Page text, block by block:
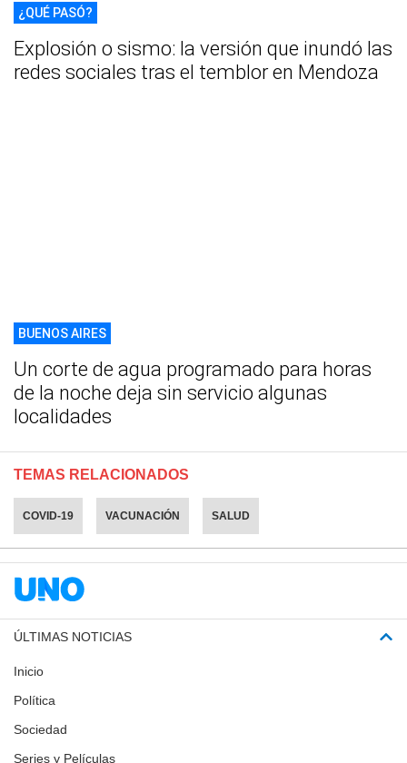
¿QUÉ PASÓ?
Explosión o sismo: la versión que inundó las
redes sociales tras el temblor en Mendoza
BUENOS AIRES
Un corte de agua programado para horas
de la noche deja sin servicio algunas
localidades
TEMAS RELACIONADOS
COVID-19 VACUNACIÓN SALUD
ÚLTIMAS NOTICIAS
Inicio
Política
Sociedad
Series y Películas